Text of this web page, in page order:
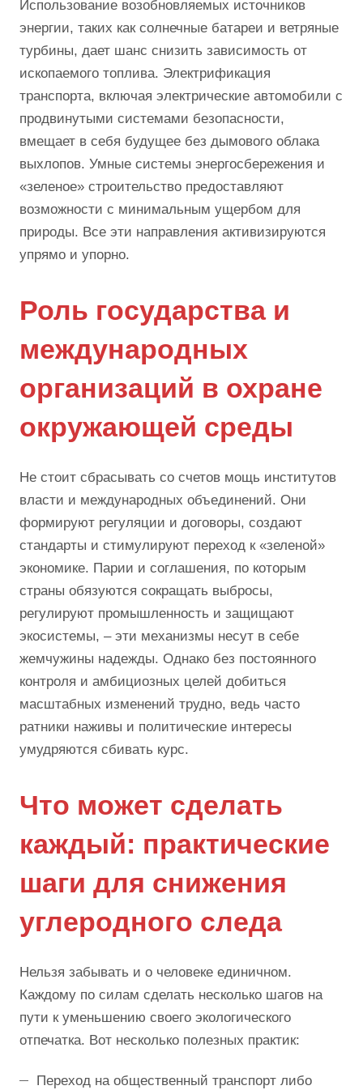
Использование возобновляемых источников
энергии, таких как солнечные батареи и ветряные
турбины, дает шанс снизить зависимость от
ископаемого топлива. Электрификация
транспорта, включая электрические автомобили с
продвинутыми системами безопасности,
вмещает в себя будущее без дымового облака
выхлопов. Умные системы энергосбережения и
«зеленое» строительство предоставляют
возможности с минимальным ущербом для
природы. Все эти направления активизируются
упрямо и упорно.
Роль государства и
международных
организаций в охране
окружающей среды
Не стоит сбрасывать со счетов мощь институтов
власти и международных объединений. Они
формируют регуляции и договоры, создают
стандарты и стимулируют переход к «зеленой»
экономике. Парии и соглашения, по которым
страны обязуются сокращать выбросы,
регулируют промышленность и защищают
экосистемы, – эти механизмы несут в себе
жемчужины надежды. Однако без постоянного
контроля и амбициозных целей добиться
масштабных изменений трудно, ведь часто
ратники наживы и политические интересы
умудряются сбивать курс.
Что может сделать
каждый: практические
шаги для снижения
углеродного следа
Нельзя забывать и о человеке единичном.
Каждому по силам сделать несколько шагов на
пути к уменьшению своего экологического
отпечатка. Вот несколько полезных практик:
Переход на общественный транспорт либо